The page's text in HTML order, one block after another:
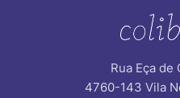
Rua Eça
4760-143 Vila